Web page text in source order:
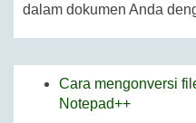
dalam dokumen Anda
Cara mengonversi
Notepad++